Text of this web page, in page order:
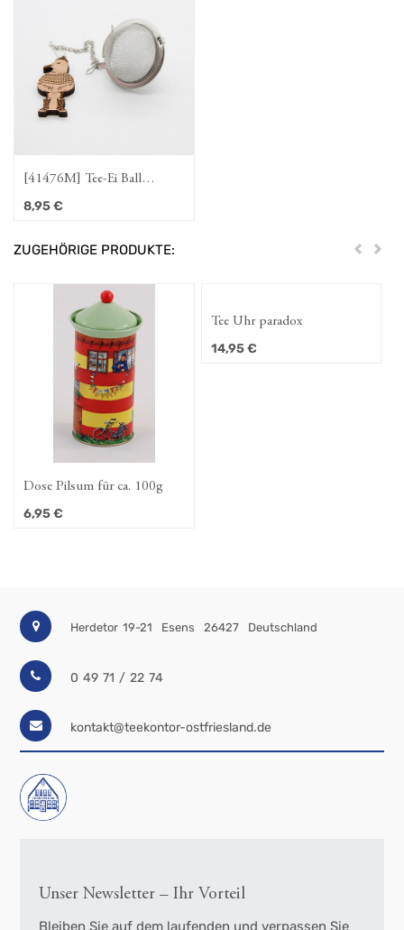
[41476M] Tee-Ei Ball
"Möwe", Holzanhänger
8,95€
ZUGEHÖRIGE PRODUKTE: Zurück
Dose Pilsum für ca. 100g
6,95€
Tee Uhr paradox
14,95€
Herdetor 19-21 Esens 26427 Deutschland
0 49 71 / 22 74
kontakt@teekontor-ostfriesland.de
Unser Newsletter – Ihr Vorteil
Bleiben Sie auf dem laufenden und verpassen Sie